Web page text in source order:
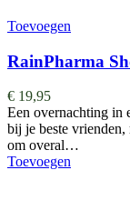
Toevoegen
RainPharma
€ 19,95
Een overnachting in
bij je beste vrienden,
om overal…
Toevoegen